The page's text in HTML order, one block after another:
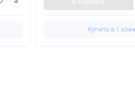
Купить в 1 клик